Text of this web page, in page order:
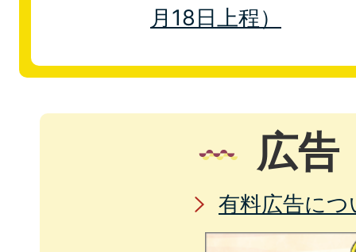
月18日上程）
広告
有料広告につ